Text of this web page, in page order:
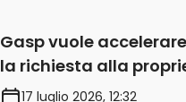
Gasp vuole
la richiesta alla
17 luglio 2026, 12:32